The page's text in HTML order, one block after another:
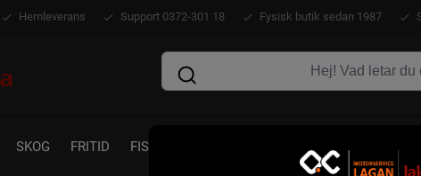
Hemleverans Support 0372-301 18 Fysisk butik sedan 1987
SKOG FRITID FISKE